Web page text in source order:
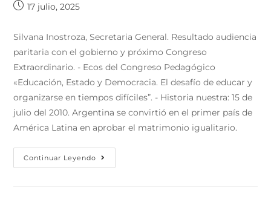
17 julio, 2025
Silvana Inostroza, Secretaria General. Resultado audiencia
paritaria con el gobierno y próximo Congreso
Extraordinario. - Ecos del Congreso Pedagógico
«Educación, Estado y Democracia. El desafío de educar y
organizarse en tiempos difíciles”. - Historia nuestra: 15 de
julio del 2010. Argentina se convirtió en el primer país de
América Latina en aprobar el matrimonio igualitario.
Continuar Leyendo